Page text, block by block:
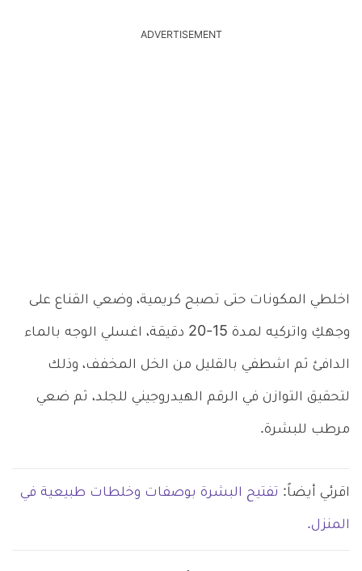
ADVERTISEMENT
اخلطي المكونات حتى تصبح كريمية، وضعي القناع على
وجهكِ واتركيه لمدة 15-20 دقيقة، اغسلي الوجه بالماء
الدافئ ثم اشطفي بالقليل من الخل المخفف، وذلك
لتحقيق التوازن في الرقم الهيدروجيني للجلد، ثم ضعي
مرطب للبشرة.
اقرئي أيضاً: تفتيح البشرة بوصفات وخلطات طبيعية في
المنزل.